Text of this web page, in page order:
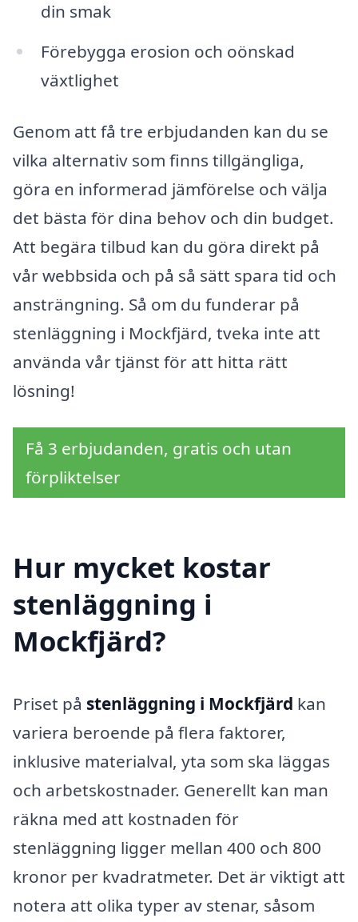
din smak
Förebygga erosion och oönskad
växtlighet
Genom att få tre erbjudanden kan du se
vilka alternativ som finns tillgängliga,
göra en informerad jämförelse och välja
det bästa för dina behov och din budget.
Att begära tilbud kan du göra direkt på
vår webbsida och på så sätt spara tid och
ansträngning. Så om du funderar på
stenläggning i Mockfjärd, tveka inte att
använda vår tjänst för att hitta rätt
lösning!
Få 3 erbjudanden, gratis och utan
förpliktelser
Hur mycket kostar
stenläggning i
Mockfjärd?
Priset på stenläggning i Mockfjärd kan
variera beroende på flera faktorer,
inklusive materialval, yta som ska läggas
och arbetskostnader. Generellt kan man
räkna med att kostnaden för
stenläggning ligger mellan 400 och 800
kronor per kvadratmeter. Det är viktigt att
notera att olika typer av stenar, såsom